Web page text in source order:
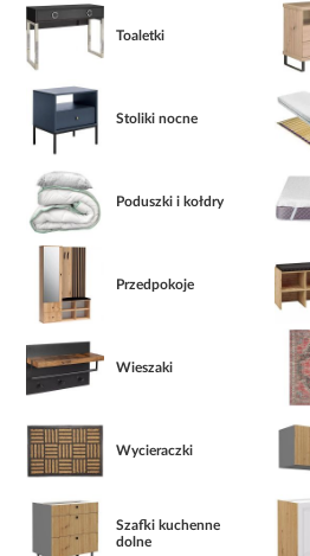
Toaletki
Stoliki nocne
Poduszki i kołdry
Przedpokoje
Wieszaki
Wycieraczki
Szafki kuchenne
dolne